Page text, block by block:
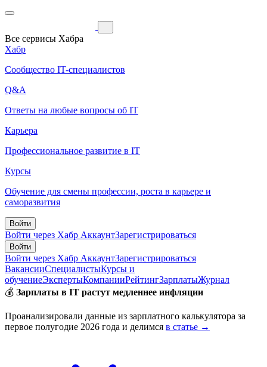
Все сервисы Хабра
Хабр
Сообщество IT-специалистов
Q&A
Ответы на любые вопросы об IT
Карьера
Профессиональное развитие в IT
Курсы
Обучение для смены профессии, роста в карьере и
саморазвития
Войти
Войти через Хабр АккаунтЗарегистрироваться
Войти
Войти через Хабр АккаунтЗарегистрироваться
ВакансииСпециалистыКурсы и
обучениеЭкспертыКомпанииРейтингЗарплатыЖурнал
💰 Зарплаты в IT растут медленнее инфляции
Проанализировали данные из зарплатного калькулятора за
первое полугодие 2026 года и делимся в статье →